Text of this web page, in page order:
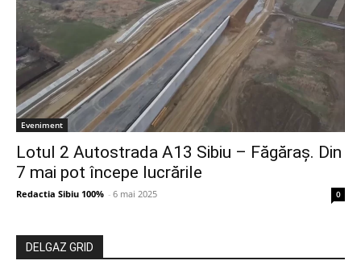
Eveniment
Lotul 2 Autostrada A13 Sibiu – Făgăraș. Din
7 mai pot începe lucrările
Redactia Sibiu 100% - 6 mai 2025 0
DELGAZ GRID